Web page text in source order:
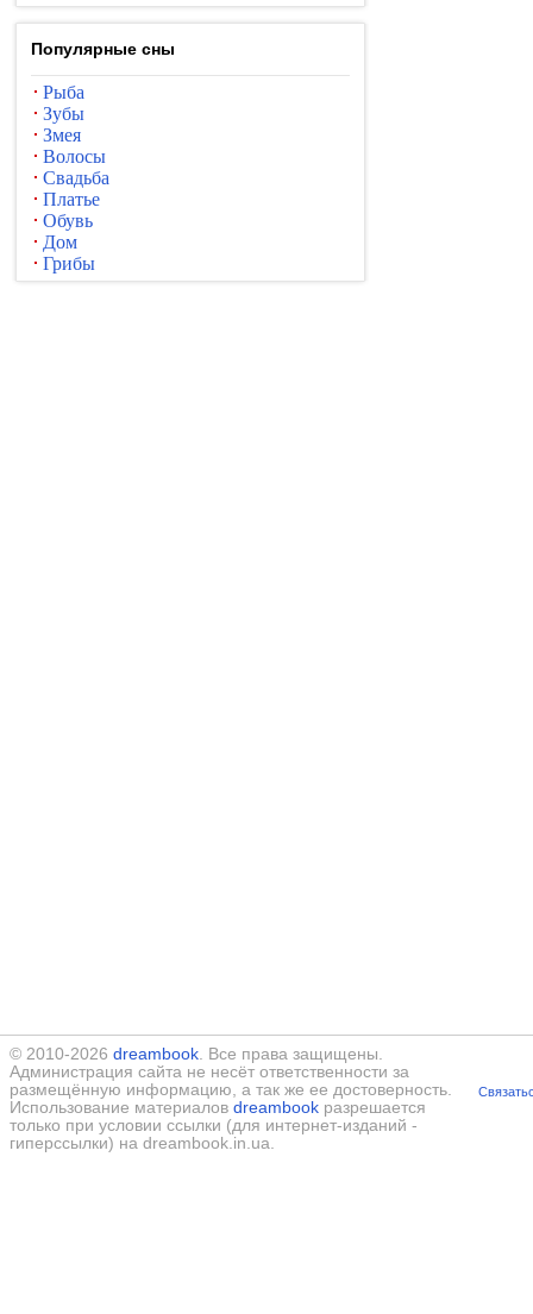
Популярные сны
Рыба
Зубы
Змея
Волосы
Свадьба
Платье
Обувь
Дом
Грибы
© 2010-2026 dreambook. Все права защищены.
Администрация сайта не несёт ответственности за
размещённую информацию, а так же ее достоверность.
Использование материалов dreambook разрешается
только при условии ссылки (для интернет-изданий -
гиперссылки) на dreambook.in.ua.